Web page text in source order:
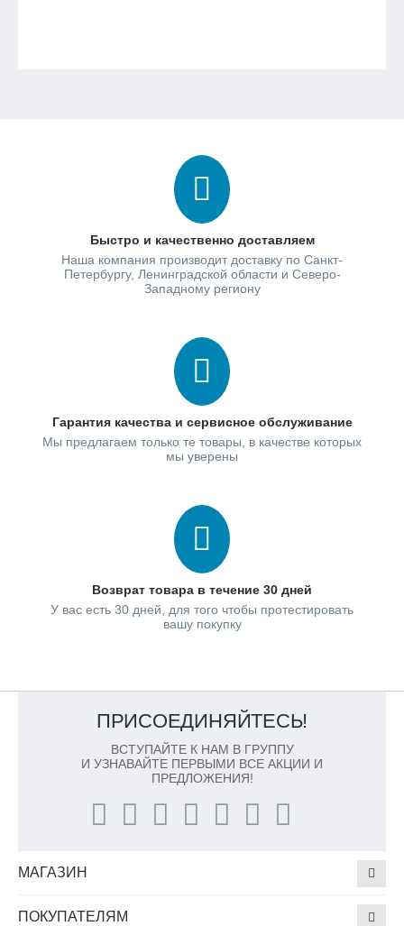
Быстро и качественно доставляем
Наша компания производит доставку по Санкт-
Петербургу, Ленинградской области и Северо-
Западному региону
Гарантия качества и сервисное обслуживание
Мы предлагаем только те товары, в качестве которых
мы уверены
Возврат товара в течение 30 дней
У вас есть 30 дней, для того чтобы протестировать
вашу покупку
ПРИСОЕДИНЯЙТЕСЬ!
ВСТУПАЙТЕ К НАМ В ГРУППУ
И УЗНАВАЙТЕ ПЕРВЫМИ ВСЕ АКЦИИ И
ПРЕДЛОЖЕНИЯ!
МАГАЗИН
ПОКУПАТЕЛЯМ